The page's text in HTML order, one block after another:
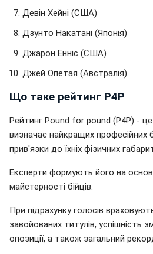
Девін Хейні (США)
Дзунто Накатані (Японія)
Джарон Енніс (США)
Джей Опетая (Австралія)
Що таке рейтинг P4P
Рейтинг Pound for pound (P4P) -
визначає найкращих професійних
прив'язки до їхніх фізичних
Експерти формують його на
майстерності бійців.
При підрахунку голосів
завойованих титулів, успішність
опозиції, а також загальний